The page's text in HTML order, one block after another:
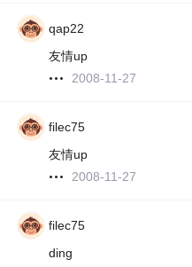
qap22
友情up
2008-11-27
filec75
友情up
2008-11-27
filec75
ding